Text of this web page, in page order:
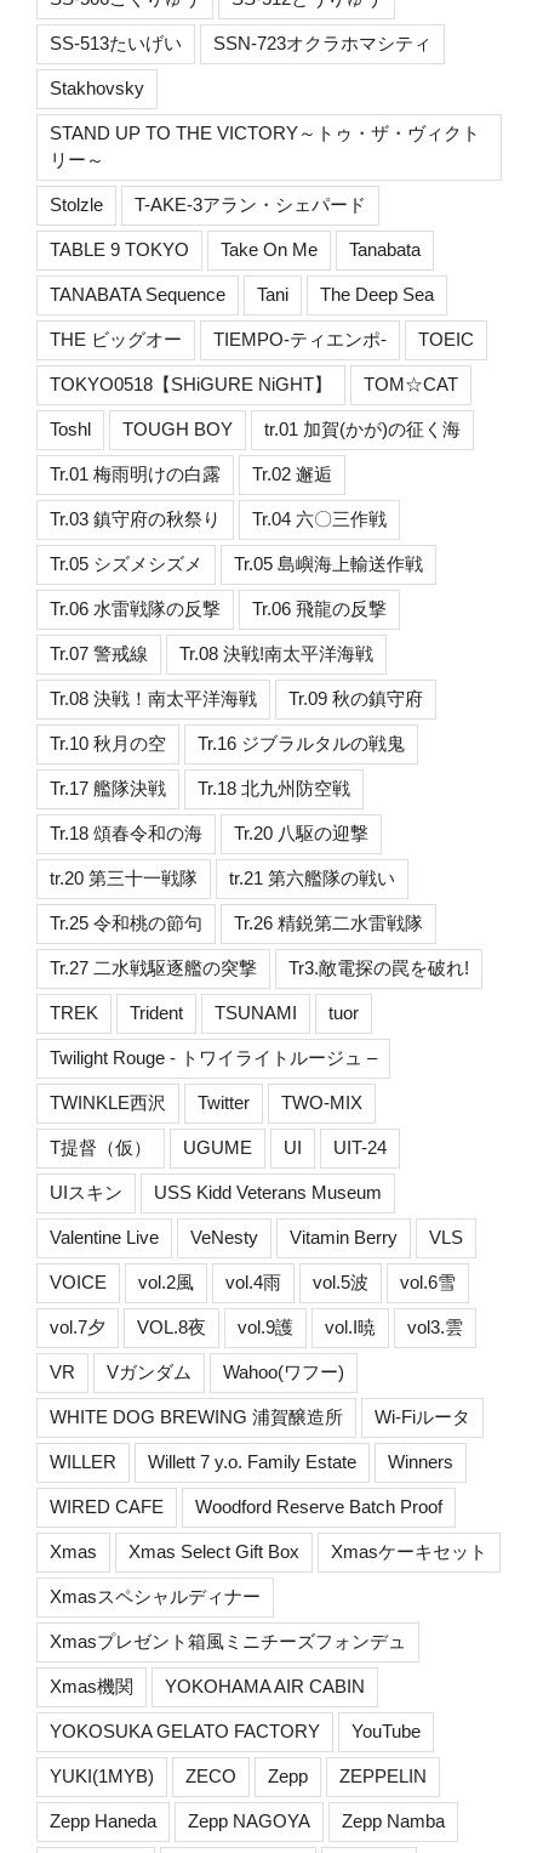
SS-513たいげい SSN-723オクラホマシティ
Stakhovsky
STAND UP TO THE VICTORY～トゥ・ザ・ヴィクト
リー～
Stolzle T-AKE-3アラン・シェパード
TABLE 9 TOKYO Take On Me Tanabata
TANABATA Sequence Tani The Deep Sea
THE ビッグオー TIEMPO-ティエンポ- TOEIC
TOKYO0518【SHiGURE NiGHT】 TOM☆CAT
Toshl TOUGH BOY tr.01 加賀(かが)の征く海
Tr.01 梅雨明けの白露 Tr.02 邂逅
Tr.03 鎮守府の秋祭り Tr.04 六〇三作戦
Tr.05 シズメシズメ Tr.05 島嶼海上輸送作戦
Tr.06 水雷戦隊の反撃 Tr.06 飛龍の反撃
Tr.07 警戒線 Tr.08 決戦!南太平洋海戦
Tr.08 決戦！南太平洋海戦 Tr.09 秋の鎮守府
Tr.10 秋月の空 Tr.16 ジブラルタルの戦鬼
Tr.17 艦隊決戦 Tr.18 北九州防空戦
Tr.18 頌春令和の海 Tr.20 八駆の迎撃
tr.20 第三十一戦隊 tr.21 第六艦隊の戦い
Tr.25 令和桃の節句 Tr.26 精鋭第二水雷戦隊
Tr.27 二水戦駆逐艦の突撃 Tr3.敵電探の罠を破れ!
TREK Trident TSUNAMI tuor
Twilight Rouge - トワイライトルージュ –
TWINKLE西沢 Twitter TWO-MIX
T提督（仮） UGUME UI UIT-24
UIスキン USS Kidd Veterans Museum
Valentine Live VeNesty Vitamin Berry VLS
VOICE vol.2風 vol.4雨 vol.5波 vol.6雪
vol.7夕 VOL.8夜 vol.9護 vol.I暁 vol3.雲
VR Vガンダム Wahoo(ワフー)
WHITE DOG BREWING 浦賀醸造所 Wi-Fiルータ
WILLER Willett 7 y.o. Family Estate Winners
WIRED CAFE Woodford Reserve Batch Proof
Xmas Xmas Select Gift Box Xmasケーキセット
Xmasスペシャルディナー
Xmasプレゼント箱風ミニチーズフォンデュ
Xmas機関 YOKOHAMA AIR CABIN
YOKOSUKA GELATO FACTORY YouTube
YUKI(1MYB) ZECO Zepp ZEPPELIN
Zepp Haneda Zepp NAGOYA Zepp Namba